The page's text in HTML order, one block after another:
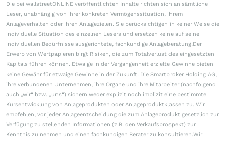
Die bei wallstreetONLINE veröffentlichten Inhalte richten sich an sämtliche
Leser, unabhängig von ihrer konkreten Vermögenssituation, ihrem
Anlageverhalten oder ihren Anlagezielen. Sie berücksichtigen in keiner Weise die
individuelle Situation des einzelnen Lesers und ersetzen keine auf seine
individuellen Bedürfnisse ausgerichtete, fachkundige Anlageberatung.Der
Erwerb von Wertpapieren birgt Risiken, die zum Totalverlust des eingesetzten
Kapitals führen können. Etwaige in der Vergangenheit erzielte Gewinne bieten
keine Gewähr für etwaige Gewinne in der Zukunft. Die Smartbroker Holding AG,
ihre verbundenen Unternehmen, ihre Organe und ihre Mitarbeiter (nachfolgend
auch „wir“ bzw. „uns“) sichern weder explizit noch implizit eine bestimmte
Kursentwicklung von Anlageprodukten oder Anlageproduktklassen zu. Wir
empfehlen, vor jeder Anlageentscheidung die zum Anlageprodukt gesetzlich zur
Verfügung zu stellenden Informationen (z.B. den Verkaufsprospekt) zur
Kenntnis zu nehmen und einen fachkundigen Berater zu konsultieren.Wir